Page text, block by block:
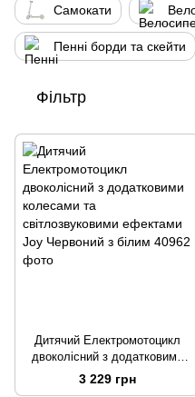
Самокати
Пенні борди та скейти
Фільтр
Дитячий Електромотоцикл
двоколісний з додатковими
колесами та світлозвуковими
ефектами Joy Червоний з
3 229 грн